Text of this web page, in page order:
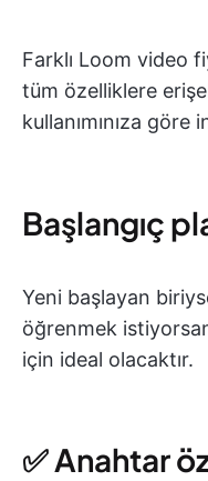
Farklı Loom video
tüm özelliklere
kullanımınıza göre
Başlangıç
Yeni başlayan
öğrenmek
için ideal olacaktır.
✅ Anahtar